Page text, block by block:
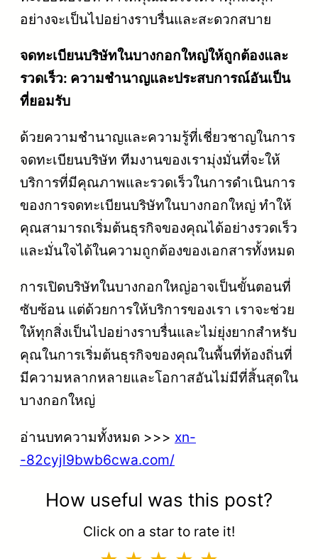
อย่างจะเป็นไปอย่างราบรื่นและสะดวกสบาย
จดทะเบียนบริษัทในบางกอกใหญ่ให้ถูกต้องและ
รวดเร็ว: ความชำนาญและประสบการณ์อันเป็น
ที่ยอมรับ
ด้วยความชำนาญและความรู้ที่เชี่ยวชาญในการ
จดทะเบียนบริษัท ทีมงานของเรามุ่งมั่นที่จะให้
บริการที่มีคุณภาพและรวดเร็วในการดำเนินการ
ของการจดทะเบียนบริษัทในบางกอกใหญ่ ทำให้
คุณสามารถเริ่มต้นธุรกิจของคุณได้อย่างรวดเร็ว
และมั่นใจได้ในความถูกต้องของเอกสารทั้งหมด
การเปิดบริษัทในบางกอกใหญ่อาจเป็นขั้นตอนที่
ซับซ้อน แต่ด้วยการให้บริการของเรา เราจะช่วย
ให้ทุกสิ่งเป็นไปอย่างราบรื่นและไม่ยุ่งยากสำหรับ
คุณในการเริ่มต้นธุรกิจของคุณในพื้นที่ท้องถิ่นที่
มีความหลากหลายและโอกาสอันไม่มีที่สิ้นสุดใน
บางกอกใหญ่
อ่านบทความทั้งหมด >>> xn-
-82cyjl9bwb6cwa.com/
How useful was this post?
Click on a star to rate it!